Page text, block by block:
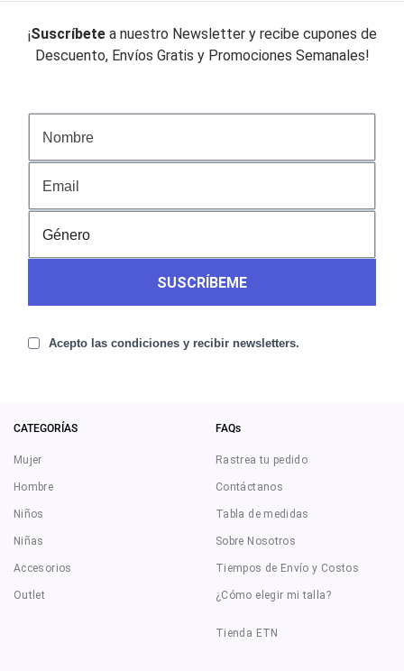
¡Suscríbete a nuestro Newsletter y recibe cupones de
Descuento, Envíos Gratis y Promociones Semanales!
SUSCRÍBEME
Acepto las condiciones y recibir newsletters.
CATEGORÍAS
Mujer
Hombre
Niños
Niñas
Accesorios
Outlet
FAQs
Rastrea tu pedido
Contáctanos
Tabla de medidas
Sobre Nosotros
Tiempos de Envío y Costos
¿Cómo elegir mi talla?
Tienda ETN